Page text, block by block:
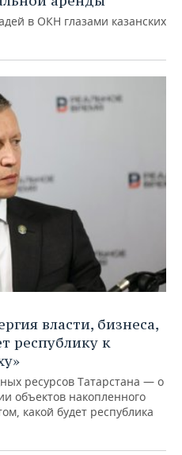
в ОКН глазами казанских
власти, бизнеса,
республику к
ресурсов Татарстана — о
объектов накопленного
какой будет республика